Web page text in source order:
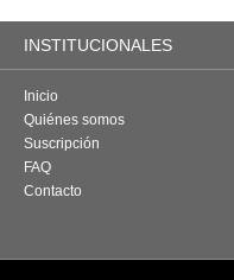
INSTITUCIONALES
Inicio
Quiénes somos
Suscripción
FAQ
Contacto